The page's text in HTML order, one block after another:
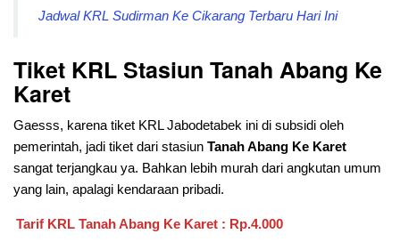
Jadwal KRL Sudirman Ke Cikarang Terbaru Hari Ini
Tiket KRL Stasiun Tanah Abang Ke
Karet
Gaesss, karena tiket KRL Jabodetabek ini di subsidi oleh
pemerintah, jadi tiket dari stasiun Tanah Abang Ke Karet
sangat terjangkau ya. Bahkan lebih murah dari angkutan umum
yang lain, apalagi kendaraan pribadi.
Tarif KRL Tanah Abang Ke Karet : Rp.4.000